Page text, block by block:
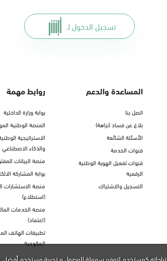
تسجيل الدخول لـ
المساعدة والدعم
اتصل بنا
بلاغ عن فساد (نزاهة)
الأسئلة الشائعة
قنوات الخدمة
قنوات تفعيل الهوية الوطنية
الرقمية
التسجيل والاشتراك
روابط مهمة
بوابة وزارة الداخلية
المنصة الوطنية
الاستراتيجية
والذكاء الاصطناعي
منصة البيانات
بوابة المشاركة
منصة الاستشارات
(استطلاع)
منصة الخدمات
(اعتماد)
تطبيقات الهاتف
الحكومية
كمستخدم لتوفير سهولة الوصول و تجربة مستخدم